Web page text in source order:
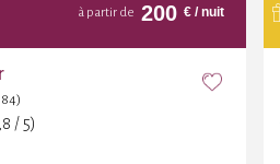
à partir de 200 €/ nuit
/ 5)